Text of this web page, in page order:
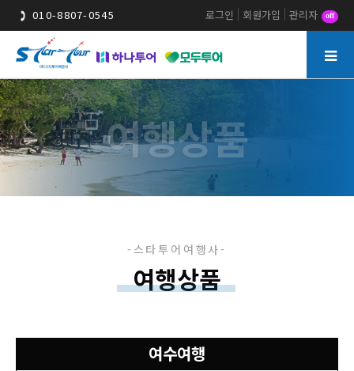
010-8807-0545 로그인 회원가입 관리자 off
여행상품
여행상품
여수여행